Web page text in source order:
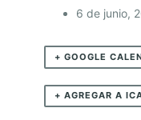
R
A
A
6 de junio,
+ GOOGLE
+ AGREGAR A